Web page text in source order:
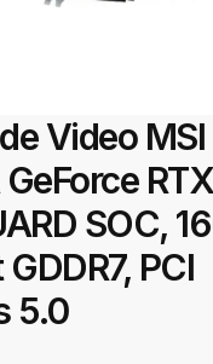
Video MSI
GeForce
SOC,
PCI
5.0